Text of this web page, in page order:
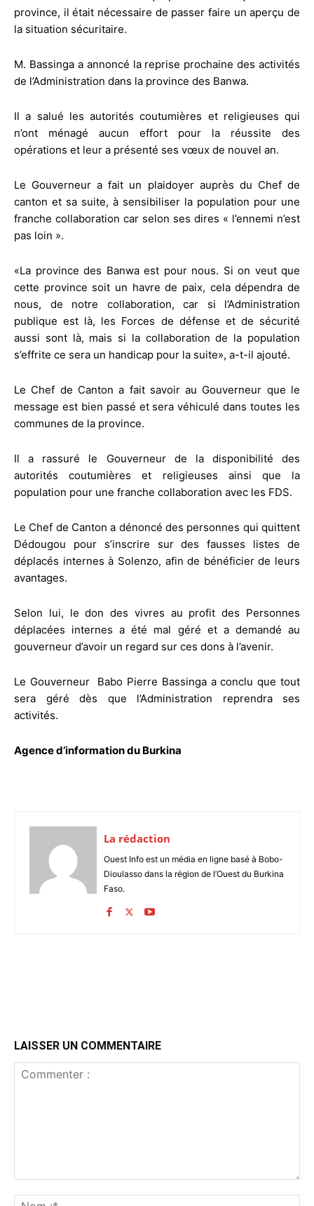
province, il était nécessaire de passer faire un aperçu de
la situation sécuritaire.
M. Bassinga a annoncé la reprise prochaine des activités
de l’Administration dans la province des Banwa.
Il a salué les autorités coutumières et religieuses qui
n’ont ménagé aucun effort pour la réussite des
opérations et leur a présenté ses vœux de nouvel an.
Le Gouverneur a fait un plaidoyer auprès du Chef de
canton et sa suite, à sensibiliser la population pour une
franche collaboration car selon ses dires « l’ennemi n’est
pas loin ».
«La province des Banwa est pour nous. Si on veut que
cette province soit un havre de paix, cela dépendra de
nous, de notre collaboration, car si l’Administration
publique est là, les Forces de défense et de sécurité
aussi sont là, mais si la collaboration de la population
s’effrite ce sera un handicap pour la suite», a-t-il ajouté.
Le Chef de Canton a fait savoir au Gouverneur que le
message est bien passé et sera véhiculé dans toutes les
communes de la province.
Il a rassuré le Gouverneur de la disponibilité des
autorités coutumières et religieuses ainsi que la
population pour une franche collaboration avec les FDS.
Le Chef de Canton a dénoncé des personnes qui quittent
Dédougou pour s’inscrire sur des fausses listes de
déplacés internes à Solenzo, afin de bénéficier de leurs
avantages.
Selon lui, le don des vivres au profit des Personnes
déplacées internes a été mal géré et a demandé au
gouverneur d’avoir un regard sur ces dons à l’avenir.
Le Gouverneur Babo Pierre Bassinga a conclu que tout
sera géré dès que l’Administration reprendra ses
activités.
Agence d’information du Burkina
La rédaction
Ouest Info est un média en ligne basé à Bobo-
Dioulasso dans la région de l’Ouest du Burkina
Faso.
LAISSER UN COMMENTAIRE